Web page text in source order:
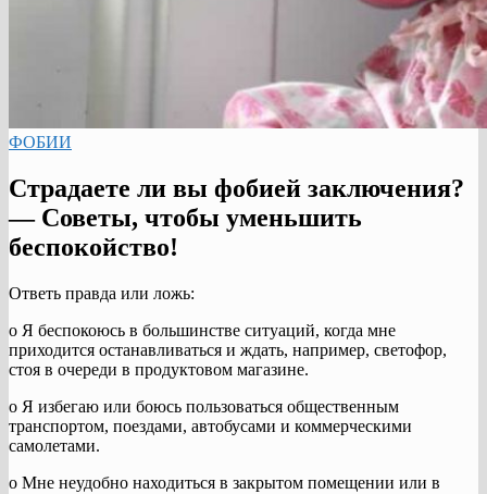
ФОБИИ
Страдаете ли вы фобией заключения?
— Советы, чтобы уменьшить
беспокойство!
Ответь правда или ложь:
o Я беспокоюсь в большинстве ситуаций, когда мне
приходится останавливаться и ждать, например, светофор,
стоя в очереди в продуктовом магазине.
o Я избегаю или боюсь пользоваться общественным
транспортом, поездами, автобусами и коммерческими
самолетами.
o Мне неудобно находиться в закрытом помещении или в